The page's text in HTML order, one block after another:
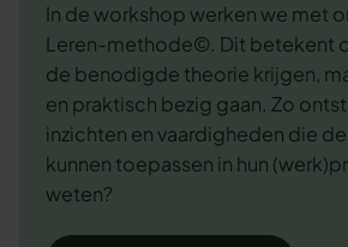
In de workshop werken we met
Leren-methode©. Dit betekent
de benodigde theorie krijgen,
en praktisch bezig gaan. Zo
inzichten en vaardigheden die
kunnen toepassen in hun
weten?